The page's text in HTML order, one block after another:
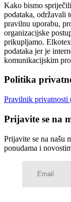
Kako bismo
podataka, održavali
pravilnu uporabu,
organizacijske
prikupljamo.
podataka jer je
komunikacijskim
Politika
Pravilnik privatnosti
Prijavite se na
Prijavite se na našu
ponudama i